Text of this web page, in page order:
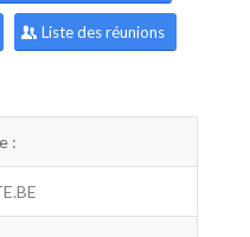
Liste des réunions
: